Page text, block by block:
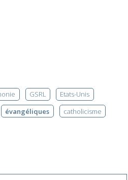
GSRL
Etats-Unis
évangéliques
catholicisme